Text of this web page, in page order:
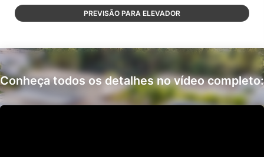
PREVISÃO PARA ELEVADOR
Conheça todos os detalhes no vídeo completo: